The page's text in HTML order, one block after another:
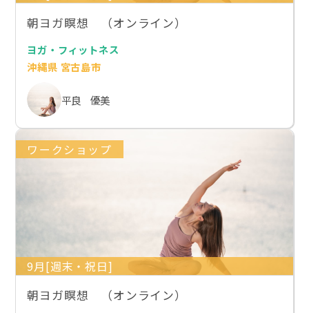
朝ヨガ瞑想 （オンライン）
ヨガ・フィットネス
沖縄県 宮古島市
平良 優美
ワークショップ
9月[週末・祝日]
朝ヨガ瞑想 （オンライン）